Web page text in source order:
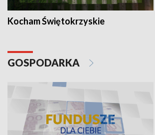
Kocham Świętokrzyskie
GOSPODARKA